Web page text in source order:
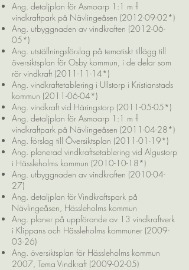
Ang. detaljplan för Asmoarp 1:1 m fl
vindkraftpark på Nävlingeåsen (2012-09-02*)
Ang. utbyggnaden av vindkraften (2012-06-
05*)
Ang. utställningsförslag på tematiskt tillägg till
översiktsplan för Osby kommun, i de delar som
rör vindkraft (2011-11-14*)
Ang. vindkraftetablering i Ullstorp i Kristianstads
kommun (2011-06-04*)
Ang. vindkraft vid Häringstorp (2011-05-05*)
Ang. detaljplan för Asmoarp 1:1 m fl
vindkraftpark på Nävlingeåsen (2011-04-28*)
Ang. förslag till Översiktsplan (2011-01-19*)
Ang. planerad vindkraftsetablering vid Algustorp
i Hässleholms kommun (2010-10-18*)
Ang. utbyggnaden av vindkraften (2010-04-
27)
Ang. detaljplan för Vindkraftspark på
Nävlingeåsen, Hässleholms kommun
Ang. planer på uppförande av 13 vindkraftverk
i Klippans och Hässleholms kommuner (2009-
03-26)
Ang. översiktsplan för Hässleholms kommun
2007, Tema Vindkraft (2009-02-05)